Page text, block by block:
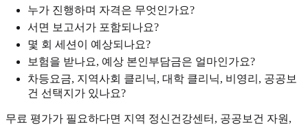
누가 진행하며 자격은 무엇인가요?
서면 보고서가 포함되나요?
몇 회 세션이 예상되나요?
보험을 받나요, 예상 본인부담금은 얼마인가요?
차등요금, 지역사회 클리닉, 대학 클리닉, 비영리, 공공보
건 선택지가 있나요?
무료 평가가 필요하다면 지역 정신건강센터, 공공보건 자원,